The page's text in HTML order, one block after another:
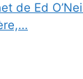
de Ed